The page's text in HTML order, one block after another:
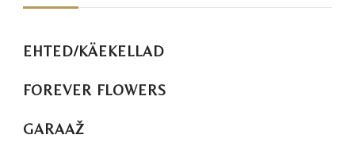
EHTED/KÄEKELLAD
FOREVER FLOWERS
GARAAŽ